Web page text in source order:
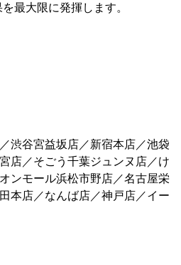
最大限に発揮します。
渋谷宮益坂店／新宿本店／池袋
店／そごう千葉ジュンヌ店／け
ンモール浜松市野店／名古屋栄
本店／なんば店／神戸店／イー